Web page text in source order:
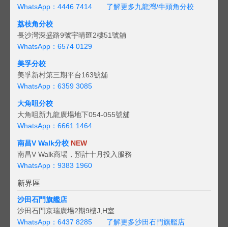
WhatsApp：4446 7414
了解更多九龍灣/牛頭角分校
荔枝角分校
長沙灣深盛路9號宇晴匯2樓51號舖
WhatsApp：6574 0129
美孚分校
美孚新村第三期平台163號舖
WhatsApp：6359 3085
大角咀分校
大角咀新九龍廣場地下054-055號舖
WhatsApp：6661 1464
南昌V Walk分校 NEW
南昌V Walk商場，預計十月投入服務
WhatsApp：9383 1960
新界區
沙田石門旗艦店
沙田石門京瑞廣場2期9樓J,H室
WhatsApp：6437 8285
了解更多沙田石門旗艦店